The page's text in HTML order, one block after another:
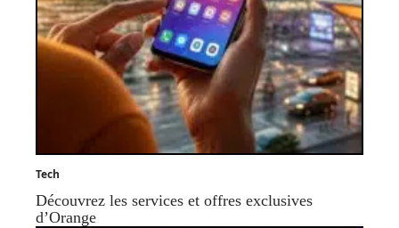
Tech
Découvrez les services et offres exclusives
d’Orange